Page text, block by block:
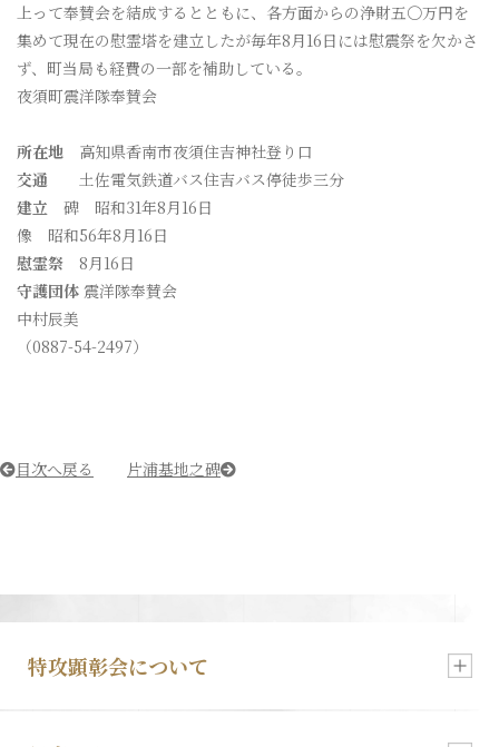
上って奉賛会を結成するとともに、各方面からの浄財五〇万円を
集めて現在の慰霊塔を建立したが毎年8月16日には慰震祭を欠かさ
ず、町当局も経費の一部を補助している。
夜須町震洋隊奉賛会
所在地 高知県香南市夜須住吉神社登り口
交通 土佐電気鉄道バス住吉バス停徒歩三分
建立 碑 昭和31年8月16日
像 昭和56年8月16日
慰霊祭 8月16日
守護団体 震洋隊奉賛会
中村辰美
（0887-54-2497）
目次へ戻る 片浦基地之碑
特攻顕彰会について